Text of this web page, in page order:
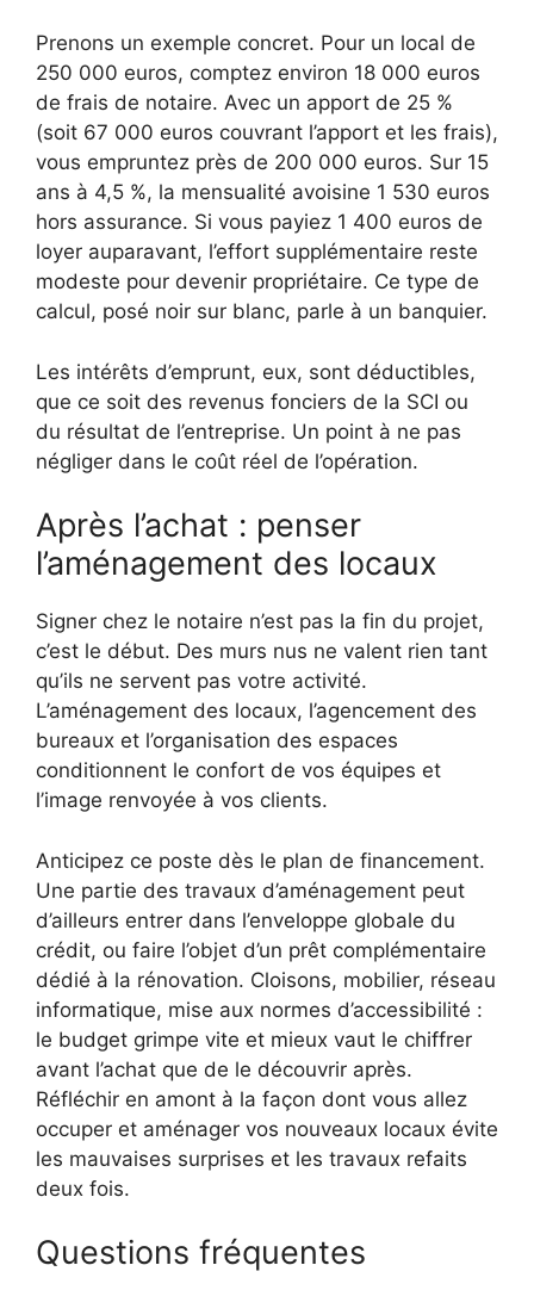
Prenons un exemple concret. Pour un local de
250 000 euros, comptez environ 18 000 euros
de frais de notaire. Avec un apport de 25 %
(soit 67 000 euros couvrant l’apport et les frais),
vous empruntez près de 200 000 euros. Sur 15
ans à 4,5 %, la mensualité avoisine 1 530 euros
hors assurance. Si vous payiez 1 400 euros de
loyer auparavant, l’effort supplémentaire reste
modeste pour devenir propriétaire. Ce type de
calcul, posé noir sur blanc, parle à un banquier.
Les intérêts d’emprunt, eux, sont déductibles,
que ce soit des revenus fonciers de la SCI ou
du résultat de l’entreprise. Un point à ne pas
négliger dans le coût réel de l’opération.
Après l’achat : penser
l’aménagement des locaux
Signer chez le notaire n’est pas la fin du projet,
c’est le début. Des murs nus ne valent rien tant
qu’ils ne servent pas votre activité.
L’aménagement des locaux, l’agencement des
bureaux et l’organisation des espaces
conditionnent le confort de vos équipes et
l’image renvoyée à vos clients.
Anticipez ce poste dès le plan de financement.
Une partie des travaux d’aménagement peut
d’ailleurs entrer dans l’enveloppe globale du
crédit, ou faire l’objet d’un prêt complémentaire
dédié à la rénovation. Cloisons, mobilier, réseau
informatique, mise aux normes d’accessibilité :
le budget grimpe vite et mieux vaut le chiffrer
avant l’achat que de le découvrir après.
Réfléchir en amont à la façon dont vous allez
occuper et aménager vos nouveaux locaux évite
les mauvaises surprises et les travaux refaits
deux fois.
Questions fréquentes